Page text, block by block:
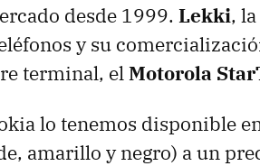
desde 1999. Lekki,
y su
terminal, elMotorola
lo tenemos disponible
amarillo y negro) a un